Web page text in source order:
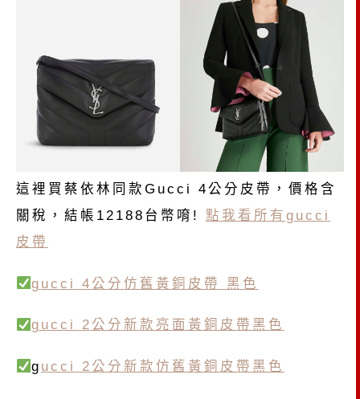
這裡買蔡依林同款Gucci 4公分皮帶，價格含
關稅，結帳12188台幣唷! 點我看所有gucci
皮帶
gucci 4公分仿舊黃銅皮帶 黑色
gucci 2公分新款亮面黃銅皮帶黑色
g ucci 2公分新款仿舊黃銅皮帶黑色